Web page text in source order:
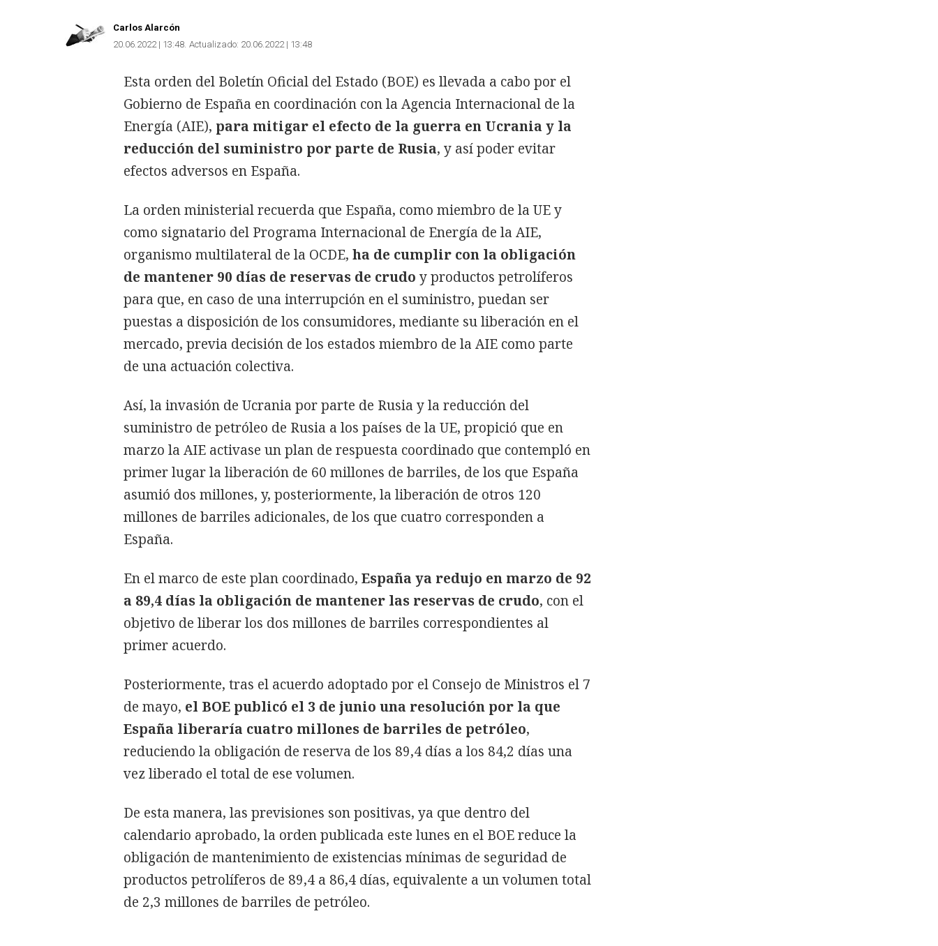
Carlos Alarcón
20.06.2022 | 13:48 Actualizado: 20.06.2022 | 13:48
Esta orden del Boletín Oficial del Estado (BOE) es llevada a cabo por el
Gobierno de España en coordinación con la Agencia Internacional de la
Energía (AIE), para mitigar el efecto de la guerra en Ucrania y la
reducción del suministro por parte de Rusia, y así poder evitar
efectos adversos en España.
La orden ministerial recuerda que España, como miembro de la UE y
como signatario del Programa Internacional de Energía de la AIE,
organismo multilateral de la OCDE, ha de cumplir con la obligación
de mantener 90 días de reservas de crudo y productos petrolíferos
para que, en caso de una interrupción en el suministro, puedan ser
puestas a disposición de los consumidores, mediante su liberación en el
mercado, previa decisión de los estados miembro de la AIE como parte
de una actuación colectiva.
Así, la invasión de Ucrania por parte de Rusia y la reducción del
suministro de petróleo de Rusia a los países de la UE, propició que en
marzo la AIE activase un plan de respuesta coordinado que contempló en
primer lugar la liberación de 60 millones de barriles, de los que España
asumió dos millones, y, posteriormente, la liberación de otros 120
millones de barriles adicionales, de los que cuatro corresponden a
España.
En el marco de este plan coordinado, España ya redujo en marzo de 92
a 89,4 días la obligación de mantener las reservas de crudo, con el
objetivo de liberar los dos millones de barriles correspondientes al
primer acuerdo.
Posteriormente, tras el acuerdo adoptado por el Consejo de Ministros el 7
de mayo, el BOE publicó el 3 de junio una resolución por la que
España liberaría cuatro millones de barriles de petróleo,
reduciendo la obligación de reserva de los 89,4 días a los 84,2 días una
vez liberado el total de ese volumen.
De esta manera, las previsiones son positivas, ya que dentro del
calendario aprobado, la orden publicada este lunes en el BOE reduce la
obligación de mantenimiento de existencias mínimas de seguridad de
productos petrolíferos de 89,4 a 86,4 días, equivalente a un volumen total
de 2,3 millones de barriles de petróleo.